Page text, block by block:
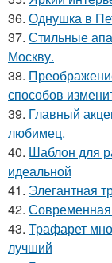
36. Однушка в
37. Стильные
Москву.
38.
способов
39. Главный
любимец.
40. Шаблон для
идеальной
41. Элегантная
42. Современная
43. Трафарет
лучший